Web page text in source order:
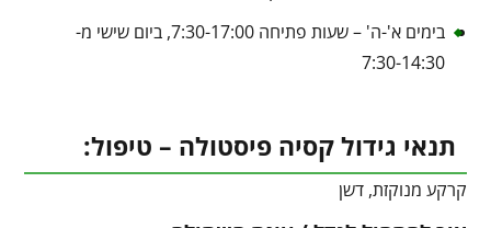
בימים א'-ה' – שעות פתיחה 7:30-17:00, ביום שישי מ-
7:30-14:30
תנאי גידול קסיה פיסטולה – טיפול:
קרקע מנוקזת, דשן